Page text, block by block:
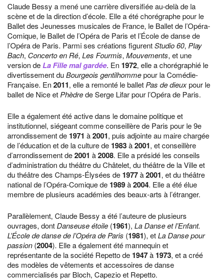
Claude Bessy a mené une carrière diversifiée au-delà de la
scène et de la direction d’école. Elle a été chorégraphe pour le
Ballet des Jeunesses musicales de France, le Ballet de l’Opéra-
Comique, le Ballet de l’Opéra de Paris et l’École de danse de
l’Opéra de Paris. Parmi ses créations figurentStudio 60, Play
Bach, Concerto en Ré, Les Fourmis, Mouvements, et une
version deLa Fille mal gardée. En 1972, elle a chorégraphié le
divertissement duBourgeois gentilhommepour la Comédie-
Française. En2011, elle a remonté le ballet Pas de dieuxpour le
ballet de Nice et Phèdrede Serge Lifar pour l’Opéra de Paris.
Elle a également été active dans le domaine politique et
institutionnel, siégeant comme conseillère de Paris pour le 9e
arrondissement de 1971 à2001, puis adjointe au maire chargée
de l’éducation et de la culture de 1983à2001, et conseillère
d’arrondissement de2001 à2008. Elle a présidé les conseils
d’administration du théâtre du Châtelet, du théâtre de la Ville et
du théâtre des Champs-Élysées de 1977à2001, et du théâtre
national de l’Opéra-Comique de 1989à2004. Elle a été élue
membre de plusieurs académies des beaux-arts à l’étranger.
Parallèlement, Claude Bessy a été l’auteure de plusieurs
ouvrages, dont Danseuse étoile (1961), La Danse et l’Enfant.
L’École de danse de l’Opéra de Paris (1981), etLa Danse pour
passion (2004). Elle a également été mannequin et
représentante de la société Repetto de 1947à 1973, et a créé
des modèles de vêtements et accessoires de danse
commercialisés par Bloch, Capezio et Repetto.